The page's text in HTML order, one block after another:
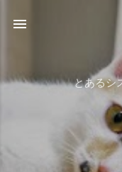
スキップ
とあるシ